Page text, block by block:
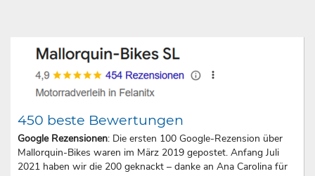
450 beste Bewertungen
Google Rezensionen: Die ersten 100 Google-Rezension über
Mallorquin-Bikes waren im März 2019 gepostet. Anfang Juli
2021 haben wir die 200 geknackt – danke an Ana Carolina für